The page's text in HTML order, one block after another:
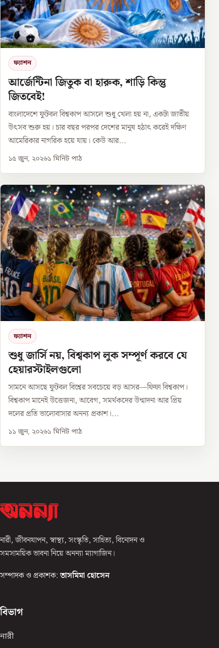
ফ্যাশন
আর্জেন্টিনা জিতুক বা হারুক, শাড়ি কিন্তু
জিতবেই!
বাংলাদেশে ফুটবল বিশ্বকাপ আসলে শুধু খেলা হয় না, একটা জাতীয়
উৎসব শুরু হয়। চার বছর পরপর দেশের মানুষ হঠাৎ করেই দক্ষিণ
আমেরিকার নাগরিক হয়ে যায়। কেউ আর...
১৫ জুন, ২০২৬১ মিনিট পাঠ
ফ্যাশন
শুধু জার্সি নয়, বিশ্বকাপ লুক সম্পূর্ণ করবে যে
হেয়ারস্টাইলগুলো
সামনে আসছে ফুটবল বিশ্বের সবচেয়ে বড় আসর—ফিফা বিশ্বকাপ।
বিশ্বকাপ মানেই উত্তেজনা, আবেগ, সমর্থকদের উন্মাদনা আর প্রিয়
দলের প্রতি ভালোবাসার অনন্য প্রকাশ।...
১১ জুন, ২০২৬১ মিনিট পাঠ
নারী, জীবনযাপন, স্বাস্থ্য, সংস্কৃতি, সাহিত্য, বিনোদন ও
সমসাময়িক ভাবনা নিয়ে অনন্যা ম্যাগাজিন।
সম্পাদক ও প্রকাশক: তাসমিমা হোসেন
বিভাগ
নারী